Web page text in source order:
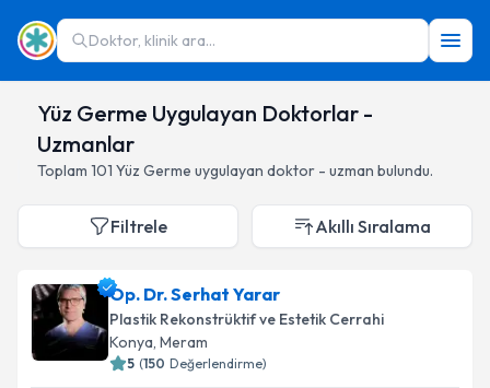
Doktor, klinik ara...
Yüz Germe Uygulayan Doktorlar -
Uzmanlar
Toplam 101 Yüz Germe uygulayan doktor - uzman bulundu.
Filtrele Akıllı Sıralama
Op. Dr. Serhat Yarar
Plastik Rekonstrüktif ve Estetik Cerrahi
Konya, Meram
5 (150 Değerlendirme)